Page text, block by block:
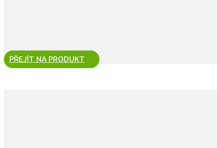
PŘEJÍT NA PRODUKT